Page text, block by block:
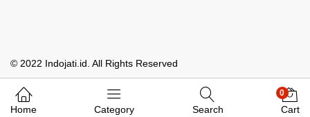
Whatsapp Kami
© 2022 Indojati.id. All Rights Reserved
Home Category Search
0
Cart